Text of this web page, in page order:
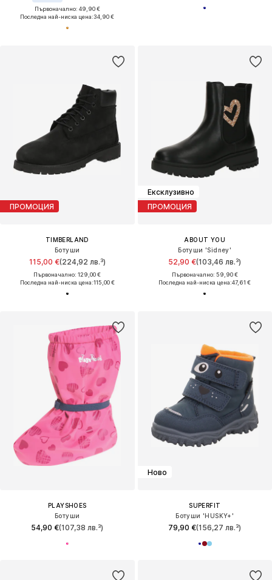
Първоначално: 49,90 €
Последна най-ниска цена:34,90 €
ПРОМОЦИЯ
TIMBERLAND
Ботуши
115,00 €(224,92 лв.³)
Първоначално: 129,00 €
Последна най-ниска цена:115,00 €
Ексклузивно
ПРОМОЦИЯ
ABOUT YOU
Ботуши 'Sidney'
52,90 €(103,46 лв.³)
Първоначално: 59,90 €
Последна най-ниска цена:47,61 €
PLAYSHOES
Ботуши
54,90 €(107,38 лв.³)
Ново
SUPERFIT
Ботуши 'HUSKY+'
79,90 €(156,27 лв.³)